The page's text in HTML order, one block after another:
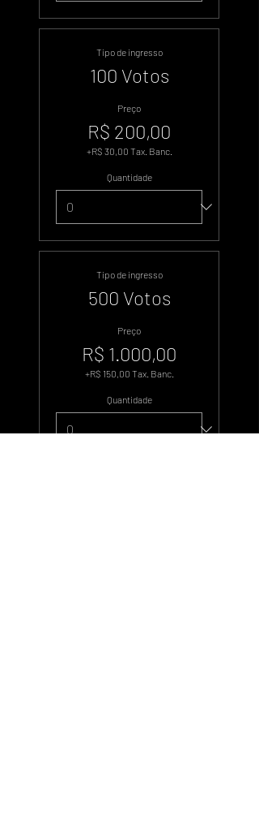
Tipo de ingresso
100 Votos
Preço
R$ 200,00
+R$ 30,00 Tax. Banc.
Quantidade
Tipo de ingresso
500 Votos
Preço
R$ 1.000,00
+R$ 150,00 Tax. Banc.
Quantidade